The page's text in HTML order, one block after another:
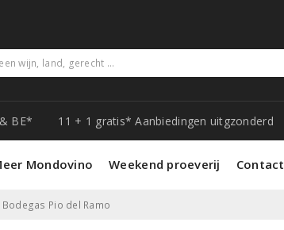
BE* 11 + 1 gratis* Aanbiedingen uitgzonderd
Mondovino Weekend proeverij Contact
Bodegas Pio del Ramo